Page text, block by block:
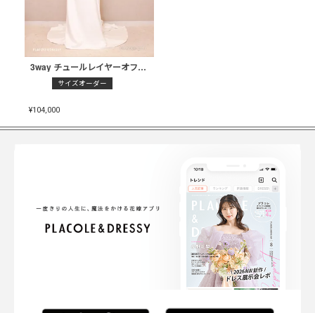
3way チュールレイヤーオフショルダー スレンダードレス〈PD-WDOR-2111〉
サイズオーダー
¥104,000